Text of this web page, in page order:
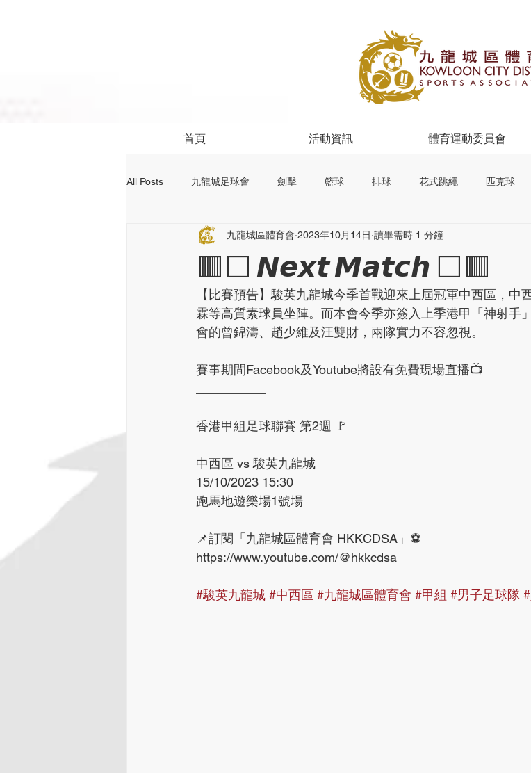
首頁 活動資訊 體育運動委員會
All Posts 九龍城足球會 劍擊 籃球 排球 花式跳繩 匹克球
24前足球資訊
🟥⬜️ 𝙉𝙚𝙭𝙩 𝙈𝙖𝙩𝙘𝙝 ⬜️🟥
九龍城區體育會 2023年10月14日 讀畢需時 1 分鐘
【比賽預告】駿英九龍城今季首戰迎來上屆冠軍中西區，中
霖等高質素球員坐陣。而本會今季亦簽入上季港甲「神射手
會的曾錦濤、趙少維及汪雙財，兩隊實力不容忽視。
賽事期間Facebook及Youtube將設有免費現場直播📺
香港甲組足球聯賽 第2週 🚩
中西區 vs 駿英九龍城
15/10/2023 15:30
跑馬地遊樂場1號場
📌訂閱「九龍城區體育會 HKKCDSA」⚽️
https://www.youtube.com/@hkkcdsa
#駿英九龍城 #中西區 #九龍城區體育會 #甲組 #男子足球隊